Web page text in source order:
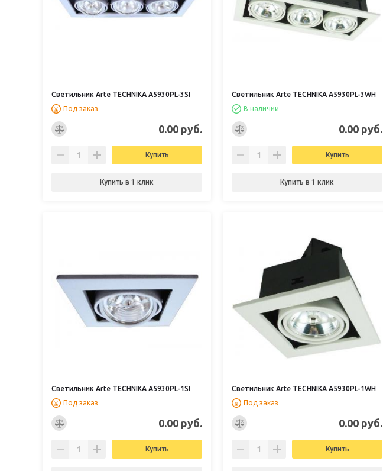
Светильник Arte TECHNIKA A5930PL-3SI
Под заказ
0.00 руб.
Купить
Купить в 1 клик
Светильник Arte TECHNIKA A5930PL-3WH
В наличии
0.00 руб.
Купить
Купить в 1 клик
Светильник Arte TECHNIKA A5930PL-1SI
Под заказ
0.00 руб.
Купить
Светильник Arte TECHNIKA A5930PL-1WH
Под заказ
0.00 руб.
Купить